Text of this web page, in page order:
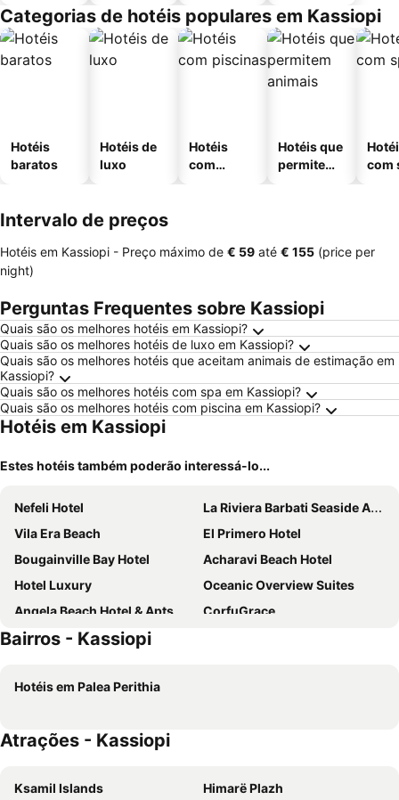
Categorias de hotéis populares em Kassiopi
Hotéis
baratos
Hotéis de
luxo
Hotéis
com
Hotéis que
permitem
com
Intervalo de preços
Hotéis em Kassiopi - Preço máximo de ‎€ 59 até ‎€ 155 (price per
night)
Perguntas Frequentes sobre Kassiopi
Quais são os melhores hotéis em Kassiopi?
Quais são os melhores hotéis de luxo em Kassiopi?
Quais são os melhores hotéis que aceitam animais de estimação em
Kassiopi?
Quais são os melhores hotéis com spa em Kassiopi?
Quais são os melhores hotéis com piscina em Kassiopi?
Hotéis em Kassiopi
Estes hotéis também poderão interessá-lo...
Nefeli Hotel
La Riviera Barbati Seaside Apartments
Vila Era Beach
El Primero Hotel
Bougainville Bay Hotel
Acharavi Beach Hotel
Hotel Luxury
Oceanic Overview Suites
Angela Beach Hotel & Apts
CorfuGrace
Elea Beach Hotel
Akron Seascape Resort, a member of Brown Hotels
Hotel Saranda Butrinti, Affiliated by Meliá
Iolida Corfu Resort & Spa by Smile Hotels
Hotel Apollon
Bairros - Kassiopi
Hotéis em Palea Perithia
Atrações - Kassiopi
Ksamil Islands
Himarë Plazh